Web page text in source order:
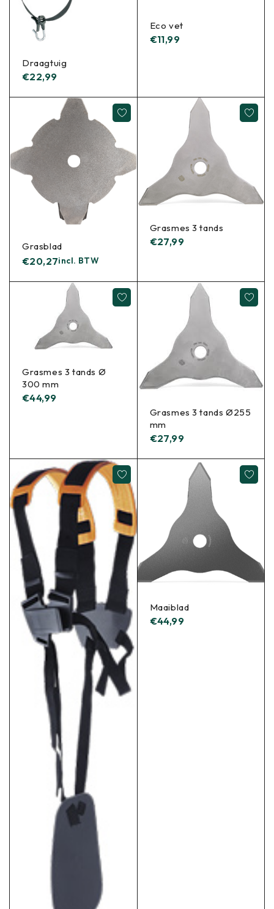
Draagtuig
€22,99
Eco vet
€11,99
Grasblad
€20,27incl. BTW
Grasmes 3 tands
€27,99
Grasmes 3 tands Ø
300 mm
€44,99
Grasmes 3 tands Ø255
mm
€27,99
Maaiblad
€44,99